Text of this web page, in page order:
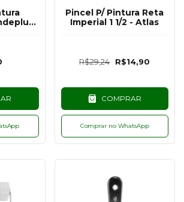
Pincel P/ Pintura Reta
Imperial 1 1/2 - Atlas
R$29,24 R$14,90
COMPRAR
Comprar no WhatsApp